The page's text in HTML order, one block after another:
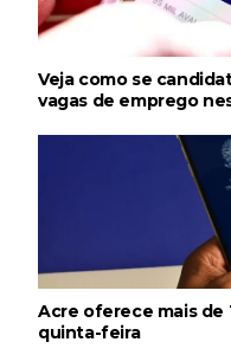
Veja como se
vagas de emprego
Acre oferece mais de
quinta-feira